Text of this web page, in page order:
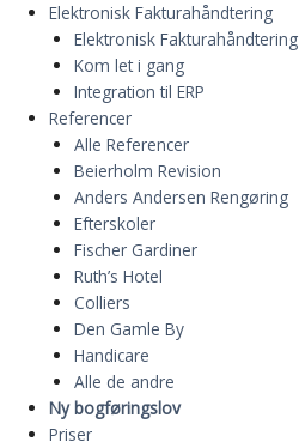
Elektronisk Fakturahåndtering
Elektronisk Fakturahåndtering
Kom let i gang
Integration til ERP
Referencer
Alle Referencer
Beierholm Revision
Anders Andersen Rengøring
Efterskoler
Fischer Gardiner
Ruth’s Hotel
Colliers
Den Gamle By
Handicare
Alle de andre
Ny bogføringslov
Priser